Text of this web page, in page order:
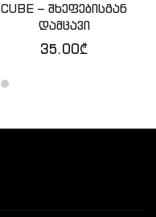
ᲙᲐᲚᲐᲗᲐᲨᲘ ᲓᲐᲛᲐᲢᲔᲑᲐ
CUBE – შხეფებისგან
დამცავი
35.00₾